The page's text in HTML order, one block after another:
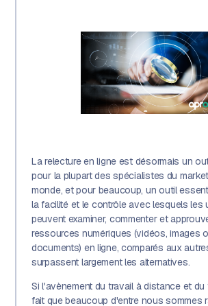
La relecture en ligne est désormais un
pour la plupart des spécialistes du
monde, et pour beaucoup, un outil
la facilité et le contrôle avec lesquels les
peuvent examiner, commenter et
ressources numériques (vidéos, images
documents) en ligne, comparés aux
surpassent largement les alternatives.
Si l'avènement du travail à distance et du
fait que beaucoup d'entre nous sommes